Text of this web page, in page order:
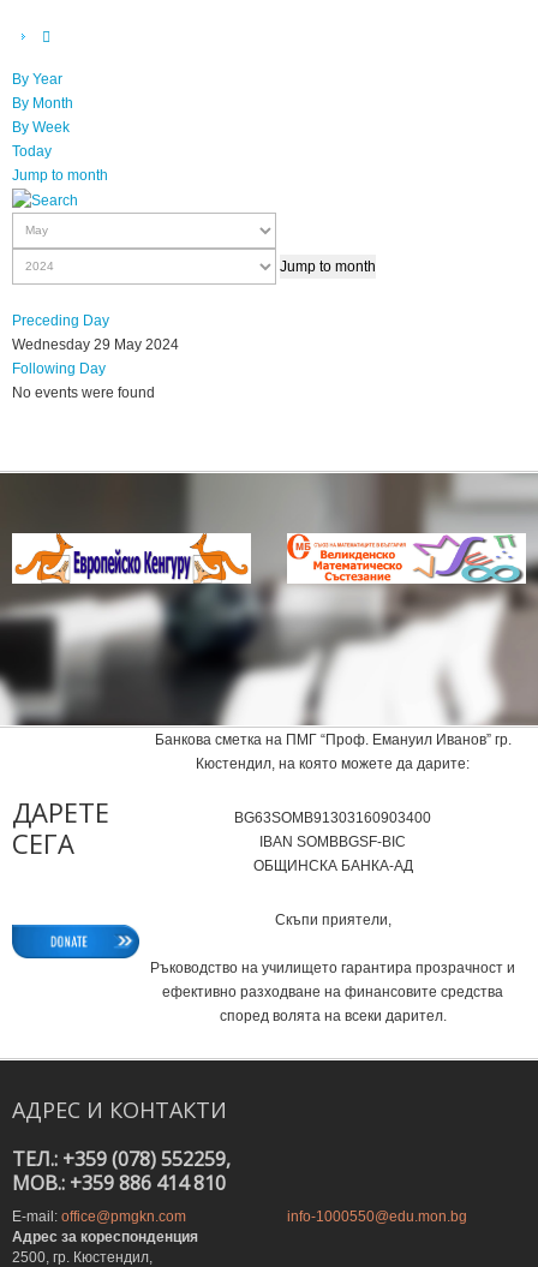
By Year
By Month
By Week
Today
Jump to month
Jump to month
Preceding Day
Wednesday 29 May 2024
Following Day
No events were found
ДАРЕТЕ
СЕГА
Банкова сметка на ПМГ “Проф. Емануил Иванов” гр.
Кюстендил, на която можете да дарите:
BG63SOMB91303160903400
IВAN SOMBBGSF-BIC
ОБЩИНСКА БАНКА-АД
Скъпи приятели,
Ръководство на училището гарантира прозрачност и
ефективно разходване на финансовите средства
според волята на всеки дарител.
АДРЕС И КОНТАКТИ
ТЕЛ.: +359 (078) 552259,
MOB.: +359 886 414 810
E-mail: office@pmgkn.com
info-1000550@edu.mon.bg
Адрес за кореспонденция
2500, гр. Кюстендил,